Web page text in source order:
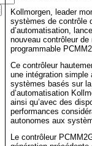
Kollmorgen, leader
systèmes de contrôle
d’automatisation,
nouveau contrôleur de
programmable
Ce contrôleur
une intégration simple
systèmes basés sur
d’automatisation
ainsi qu’avec des
performances
autonomes aux
Le contrôleur